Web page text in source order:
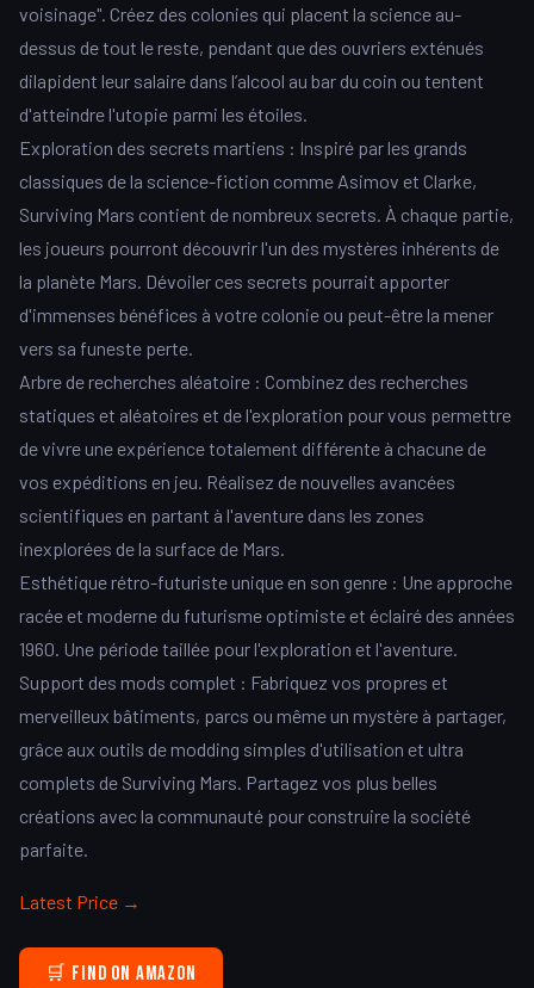
voisinage". Créez des colonies qui placent la science au-
dessus de tout le reste, pendant que des ouvriers exténués
dilapident leur salaire dans l’alcool au bar du coin ou tentent
d'atteindre l'utopie parmi les étoiles.
Exploration des secrets martiens : Inspiré par les grands
classiques de la science-fiction comme Asimov et Clarke,
Surviving Mars contient de nombreux secrets. À chaque partie,
les joueurs pourront découvrir l'un des mystères inhérents de
la planète Mars. Dévoiler ces secrets pourrait apporter
d'immenses bénéfices à votre colonie ou peut-être la mener
vers sa funeste perte.
Arbre de recherches aléatoire : Combinez des recherches
statiques et aléatoires et de l'exploration pour vous permettre
de vivre une expérience totalement différente à chacune de
vos expéditions en jeu. Réalisez de nouvelles avancées
scientifiques en partant à l'aventure dans les zones
inexplorées de la surface de Mars.
Esthétique rétro-futuriste unique en son genre : Une approche
racée et moderne du futurisme optimiste et éclairé des années
1960. Une période taillée pour l'exploration et l'aventure.
Support des mods complet : Fabriquez vos propres et
merveilleux bâtiments, parcs ou même un mystère à partager,
grâce aux outils de modding simples d'utilisation et ultra
complets de Surviving Mars. Partagez vos plus belles
créations avec la communauté pour construire la société
parfaite.
Latest Price →
🛒 Find on Amazon